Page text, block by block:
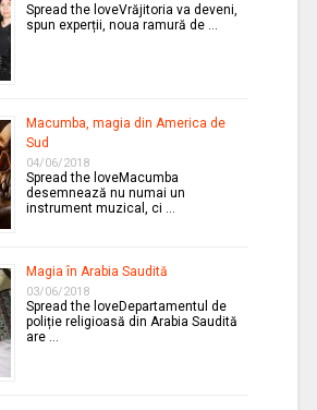
Spread the loveVrăjitoria va deveni,
spun experții, noua ramură de …
Macumba, magia din America de
Sud
04/06/2018
Spread the loveMacumba
desemnează nu numai un
instrument muzical, ci …
Magia în Arabia Saudită
03/06/2018
Spread the loveDepartamentul de
poliție religioasă din Arabia Saudită
are …